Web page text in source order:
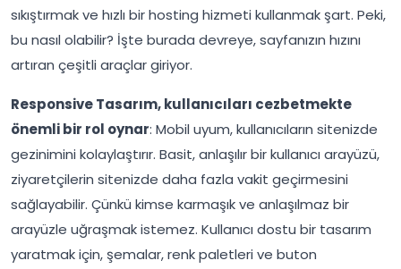
sıkıştırmak ve hızlı bir hosting hizmeti kullanmak şart. Peki,
bu nasıl olabilir? İşte burada devreye, sayfanızın hızını
artıran çeşitli araçlar giriyor.
Responsive Tasarım, kullanıcıları cezbetmekte
önemli bir rol oynar: Mobil uyum, kullanıcıların sitenizde
gezinimini kolaylaştırır. Basit, anlaşılır bir kullanıcı arayüzü,
ziyaretçilerin sitenizde daha fazla vakit geçirmesini
sağlayabilir. Çünkü kimse karmaşık ve anlaşılmaz bir
arayüzle uğraşmak istemez. Kullanıcı dostu bir tasarım
yaratmak için, şemalar, renk paletleri ve buton